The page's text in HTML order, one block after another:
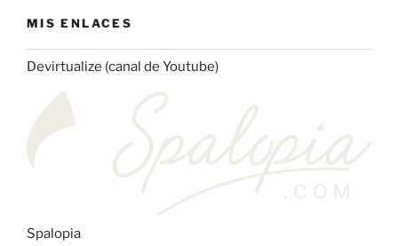
MIS ENLACES
Devirtualize (canal de Youtube)
Spalopia